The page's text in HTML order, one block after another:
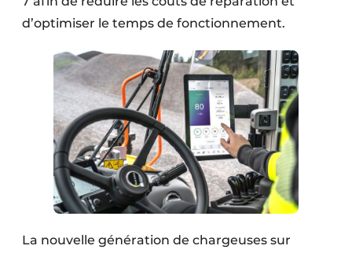
d’optimiser le temps de fonctionnement.
La nouvelle génération de chargeuses sur